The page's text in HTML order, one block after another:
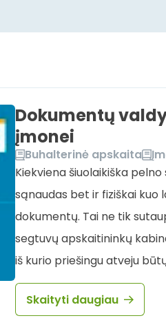
Dokumentų
įmonei
Buhalterinė apskaita
Kiekviena šiuolaikiška
sąnaudas bet ir fiziškai kuo
dokumentų. Tai ne tik
segtuvų apskaitininkų
iš kurio priešingu atveju
Skaityti daugiau